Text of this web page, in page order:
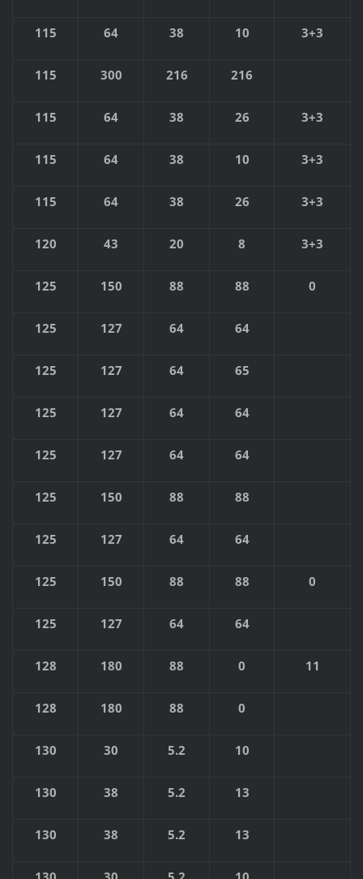
115 64 38 10 3+3
115 300 216 216
115 64 38 26 3+3
115 64 38 10 3+3
115 64 38 26 3+3
120 43 20 8 3+3
125 150 88 88 0
125 127 64 64
125 127 64 65
125 127 64 64
125 127 64 64
125 150 88 88
125 127 64 64
125 150 88 88 0
125 127 64 64
128 180 88 0 11
128 180 88 0
130 30 5.2 10
130 38 5.2 13
130 38 5.2 13